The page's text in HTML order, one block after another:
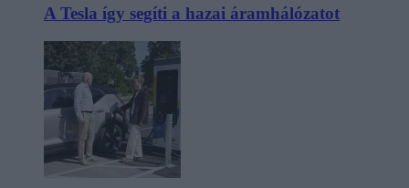
A Tesla így segíti a hazai áramhálózatot